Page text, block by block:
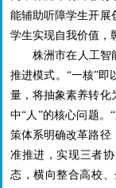
能辅助听障学生开展
学生实现自我价值，
株洲市在人工智
推进模式。“一核”即
量，将抽象素养转化
中“人”的核心问题。
策体系明确改革路径
准推进，实现三者
态，横向整合高校